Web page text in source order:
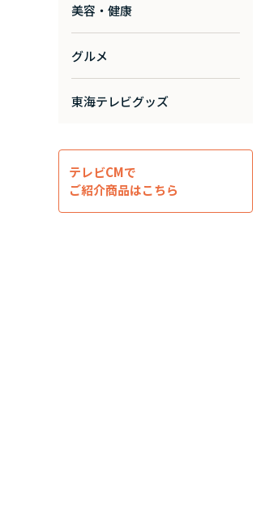
美容・健康
グルメ
東海テレビグッズ
テレビCMで
ご紹介商品はこちら